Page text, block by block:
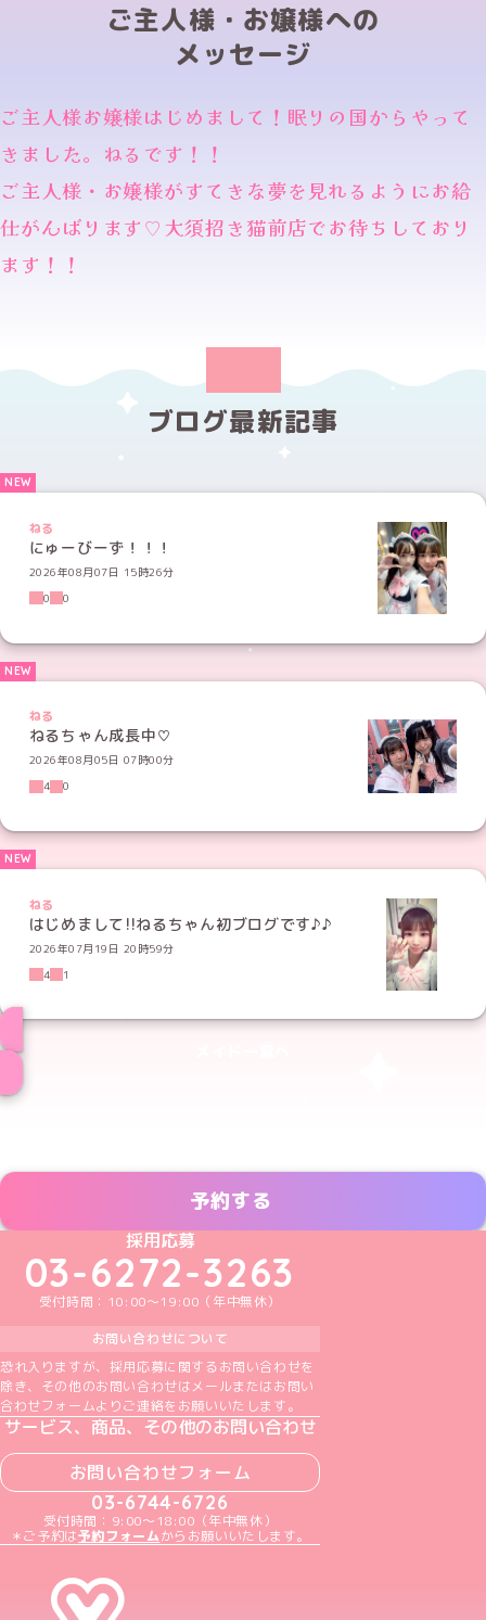
ご主人様・お嬢様への
メッセージ
ご主人様お嬢様はじめまして！眠りの国からやって
きました。ねるです！！
ご主人様・お嬢様がすてきな夢を見れるようにお給
仕がんばります♡大須招き猫前店でお待ちしており
ます！！
ブログ最新記事
ねる
にゅーびーず！！！
2026年08月07日 15時26分
0
0
ねる
ねるちゃん成長中♡
2026年08月05日 07時00分
4
0
ねる
はじめまして!!ねるちゃん初ブログです♪♪
2026年07月19日 20時59分
4
1
予約する
めいどりーみんTikTok公式アカウント
めいどりーみんX公式アカウント
採用応募
03-6272-3263
受付時間：10:00～19:00（年中無休）
お問い合わせについて
恐れ入りますが、採用応募に関するお問い合わせを
除き、その他のお問い合わせはメールまたはお問い
合わせフォームよりご連絡をお願いいたします。
サービス、商品、その他のお問い合わせ
お問い合わせフォーム
03-6744-6726
受付時間：9:00～18:00（年中無休）
＊ご予約は予約フォームからお願いいたします。